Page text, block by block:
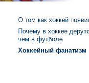
О том как хоккей
Почему в хоккее
чем в футболе
Хоккейный фанатизм